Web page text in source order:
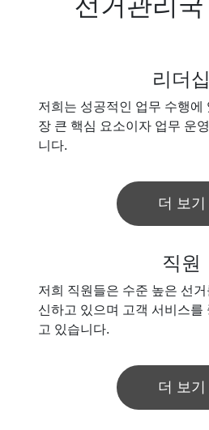
리더십
저희는 성공적인 업무 수행에
장 큰 핵심 요소이자 업무 운
니다.
더 보기
직원
저희 직원들은 수준 높은 선
신하고 있으며 고객 서비스를
고 있습니다.
더 보기